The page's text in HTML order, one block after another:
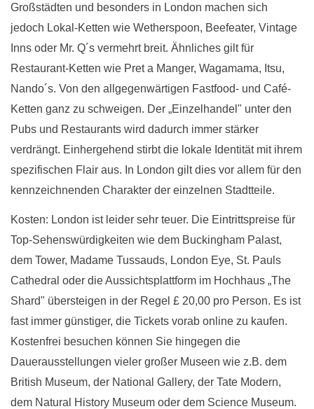
Großstädten und besonders in London machen sich
jedoch Lokal-Ketten wie Wetherspoon, Beefeater, Vintage
Inns oder Mr. Q´s vermehrt breit. Ähnliches gilt für
Restaurant-Ketten wie Pret a Manger, Wagamama, Itsu,
Nando´s. Von den allgegenwärtigen Fastfood- und Café-
Ketten ganz zu schweigen. Der „Einzelhandel" unter den
Pubs und Restaurants wird dadurch immer stärker
verdrängt. Einhergehend stirbt die lokale Identität mit ihrem
spezifischen Flair aus. In London gilt dies vor allem für den
kennzeichnenden Charakter der einzelnen Stadtteile.
Kosten: London ist leider sehr teuer. Die Eintrittspreise für
Top-Sehenswürdigkeiten wie dem Buckingham Palast,
dem Tower, Madame Tussauds, London Eye, St. Pauls
Cathedral oder die Aussichtsplattform im Hochhaus „The
Shard" übersteigen in der Regel £ 20,00 pro Person. Es ist
fast immer günstiger, die Tickets vorab online zu kaufen.
Kostenfrei besuchen können Sie hingegen die
Dauerausstellungen vieler großer Museen wie z.B. dem
British Museum, der National Gallery, der Tate Modern,
dem Natural History Museum oder dem Science Museum.